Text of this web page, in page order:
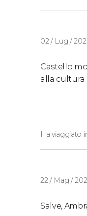
02 / Lug /
Castello
alla cultura
Ha viaggiato
22 / Mag /
Salve,